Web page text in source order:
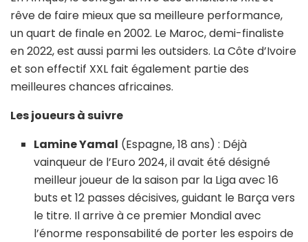
rêve de faire mieux que sa meilleure performance,
un quart de finale en 2002. Le Maroc, demi-finaliste
en 2022, est aussi parmi les outsiders. La Côte d’Ivoire
et son effectif XXL fait également partie des
meilleures chances africaines.
Les joueurs à suivre
Lamine Yamal (Espagne, 18 ans) : Déjà
vainqueur de l’Euro 2024, il avait été désigné
meilleur joueur de la saison par la Liga avec 16
buts et 12 passes décisives, guidant le Barça vers
le titre. Il arrive à ce premier Mondial avec
l’énorme responsabilité de porter les espoirs de